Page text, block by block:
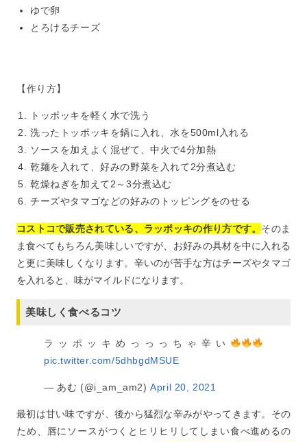
ゆで卵
とろけるチーズ
【作り方】
トッポッキを軽く水で洗う
洗ったトッポッキを鍋に入れ、水を500ml入れる
ソースを加えよく混ぜて、中火で4分加熱
乾麺を入れて、好みの野菜を入れて2分煮込む
乾燥ねぎを加えて2～3分煮込む
チーズやタマゴなどの好みのトッピングをのせる
コストコで販売されている、ラッポッキの作り方です。 そのま
ま食べてもちろん美味しいですが、お好みの具材を中に入れる
と更に美味しくなります。辛いのが苦手な方はチーズやタマゴ
を入れると、味がマイルドになります。
美味しく食べるコツ
ラッポッキめっっっちゃ辛い
pic.twitter.com/5dhbgdMSUE
— あむ (@i_am_am2)April 20, 2021
最初は甘い味ですが、後から猛烈な辛みがやってきます。その
ため、唇にソースがつくとヒリヒリしてしまい食べ進めるの